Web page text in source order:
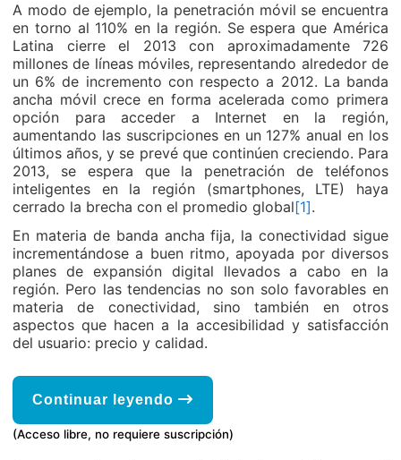
A modo de ejemplo, la penetración móvil se encuentra
en torno al 110% en la región. Se espera que América
Latina cierre el 2013 con aproximadamente 726
millones de líneas móviles, representando alrededor de
un 6% de incremento con respecto a 2012. La banda
ancha móvil crece en forma acelerada como primera
opción para acceder a Internet en la región,
aumentando las suscripciones en un 127% anual en los
últimos años, y se prevé que continúen creciendo. Para
2013, se espera que la penetración de teléfonos
inteligentes en la región (smartphones, LTE) haya
cerrado la brecha con el promedio global[1].
En materia de banda ancha fija, la conectividad sigue
incrementándose a buen ritmo, apoyada por diversos
planes de expansión digital llevados a cabo en la
región. Pero las tendencias no son solo favorables en
materia de conectividad, sino también en otros
aspectos que hacen a la accesibilidad y satisfacción
del usuario: precio y calidad.
Continuar leyendo
(Acceso libre, no requiere suscripción)